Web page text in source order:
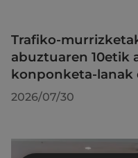
Trafiko-
abuztuaren 10etik
konponketa-lanak
2026/07/30